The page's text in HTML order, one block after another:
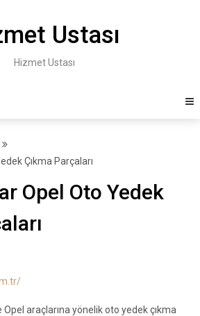
Ustası
Hizmet Ustası
Çıkma Parçaları
Opel Oto Yedek
araçlarına yönelik oto yedek çıkma